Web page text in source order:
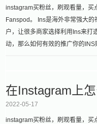
instagram买粉丝，刷观看量，买
Fanspod。 Ins是海外非常强大
户，让很多商家选择利用Ins来打
动，那么如何有效的推广你的INS
在Instagram上
2022-05-17
instagram买粉丝，刷观看量，买